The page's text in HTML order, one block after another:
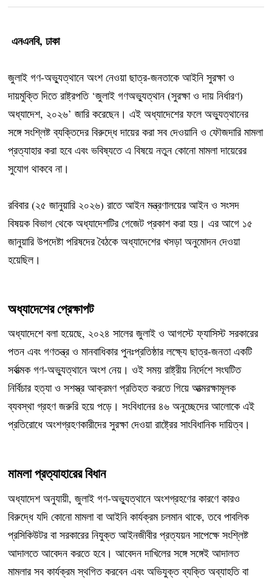
এনএনবি, ঢাকা‎
জুলাই গণ-অভ্যুত্থানে অংশ নেওয়া ছাত্র-জনতাকে আইনি সুরক্ষা ও
দায়মুক্তি দিতে রাষ্ট্রপতি ‘জুলাই গণঅভ্যুত্থান (সুরক্ষা ও দায় নির্ধারণ)
অধ্যাদেশ, ২০২৬’ জারি করেছেন। এই অধ্যাদেশের ফলে অভ্যুত্থানের
সঙ্গে সংশ্লিষ্ট ব্যক্তিদের বিরুদ্ধে দায়ের করা সব দেওয়ানি ও ফৌজদারি মামলা
প্রত্যাহার করা হবে এবং ভবিষ্যতে এ বিষয়ে নতুন কোনো মামলা দায়েরের
সুযোগ থাকবে না।
রবিবার (২৫ জানুয়ারি ২০২৬) রাতে আইন মন্ত্রণালয়ের আইন ও সংসদ
বিষয়ক বিভাগ থেকে অধ্যাদেশটির গেজেট প্রকাশ করা হয়। এর আগে ১৫
জানুয়ারি উপদেষ্টা পরিষদের বৈঠকে অধ্যাদেশের খসড়া অনুমোদন দেওয়া
হয়েছিল।
অধ্যাদেশের প্রেক্ষাপট
অধ্যাদেশে বলা হয়েছে, ২০২৪ সালের জুলাই ও আগস্টে ফ্যাসিস্ট সরকারের
পতন এবং গণতন্ত্র ও মানবাধিকার পুনঃপ্রতিষ্ঠার লক্ষ্যে ছাত্র-জনতা একটি
সর্বাত্মক গণ-অভ্যুত্থানে অংশ নেয়। ওই সময় রাষ্ট্রীয় নির্দেশে সংঘটিত
নির্বিচার হত্যা ও সশস্ত্র আক্রমণ প্রতিহত করতে গিয়ে আত্মরক্ষামূলক
ব্যবস্থা গ্রহণ জরুরি হয়ে পড়ে। সংবিধানের ৪৬ অনুচ্ছেদের আলোকে এই
প্রতিরোধে অংশগ্রহণকারীদের সুরক্ষা দেওয়া রাষ্ট্রের সাংবিধানিক দায়িত্ব।
মামলা প্রত্যাহারের বিধান
অধ্যাদেশ অনুযায়ী, জুলাই গণ-অভ্যুত্থানে অংশগ্রহণের কারণে কারও
বিরুদ্ধে যদি কোনো মামলা বা আইনি কার্যক্রম চলমান থাকে, তবে পাবলিক
প্রসিকিউটর বা সরকারের নিযুক্ত আইনজীবীর প্রত্যয়ন সাপেক্ষে সংশ্লিষ্ট
আদালতে আবেদন করতে হবে। আবেদন দাখিলের সঙ্গে সঙ্গেই আদালত
মামলার সব কার্যক্রম স্থগিত করবেন এবং অভিযুক্ত ব্যক্তি অব্যাহতি বা